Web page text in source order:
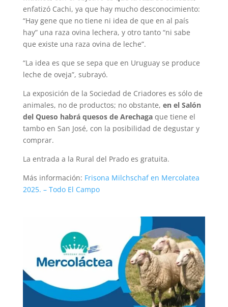
enfatizó Cachi, ya que hay mucho desconocimiento:
“Hay gene que no tiene ni idea de que en al país
hay” una raza ovina lechera, y otro tanto “ni sabe
que existe una raza ovina de leche”.
“La idea es que se sepa que en Uruguay se produce
leche de oveja”, subrayó.
La exposición de la Sociedad de Criadores es sólo de
animales, no de productos; no obstante, en el Salón
del Queso habrá quesos de Arechagaque tiene el
tambo en San José, con la posibilidad de degustar y
comprar.
La entrada a la Rural del Prado es gratuita.
Más información: Frisona Milchschaf en Mercolatea
2025. – Todo El Campo